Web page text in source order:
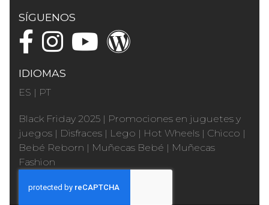
SÍGUENOS
IDIOMAS
ES | PT
Black Friday 2025 | Promociones en juguetes y
juegos | Disfraces | Lego | Hot Wheels | Chicco |
Bebé Reborn | Muñecas Bebé | Muñecas
Fashion